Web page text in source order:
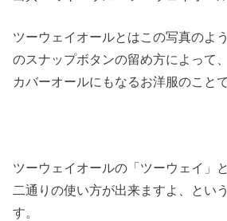
ツーウェイオールとはこの写真のよ
のスナップボタンの留め方によって
カバーオールにもなるお洋服のことで
ツーウェイオールの「ツーウェイ」
二通りの使い方が出来ますよ、とい
す。